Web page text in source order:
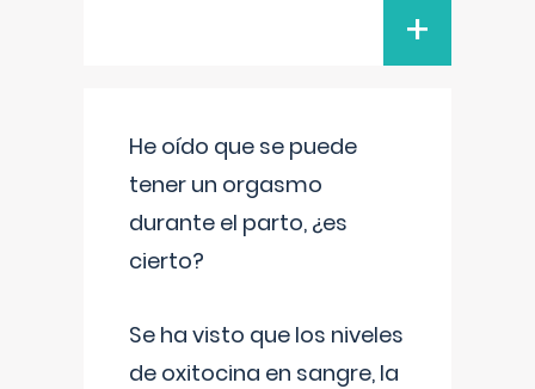
+
He oído que se puede
tener un orgasmo
durante el parto, ¿es
cierto?
Se ha visto que los niveles
de oxitocina en sangre, la